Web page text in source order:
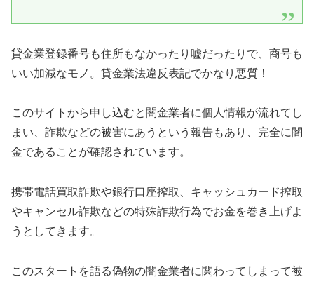
貸金業登録番号も住所もなかったり嘘だったりで、商号も
いい加減なモノ。貸金業法違反表記でかなり悪質！
このサイトから申し込むと闇金業者に個人情報が流れてし
まい、詐欺などの被害にあうという報告もあり、完全に闇
金であることが確認されています。
携帯電話買取詐欺や銀行口座搾取、キャッシュカード搾取
やキャンセル詐欺などの特殊詐欺行為でお金を巻き上げよ
うとしてきます。
このスタート を語る偽物の闇金業者に関わってしまって被